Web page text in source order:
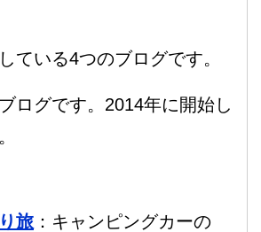
ている4つのブログです。
ブログです。2014年に開始し
旅 ：キャンピングカーの